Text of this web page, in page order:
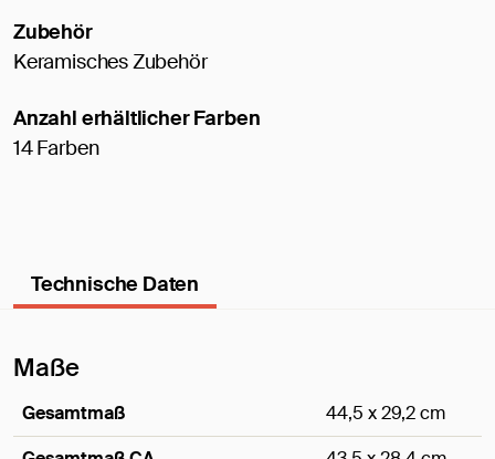
Zubehör
Keramisches Zubehör
Anzahl erhältlicher Farben
14 Farben
Technische Daten
Maße
Gesamtmaß
44,5 x 29,2 cm